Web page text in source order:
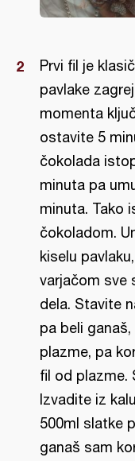
Prvi fil je
pavlake
momenta
ostavite 5
čokolada
minuta pa
minuta. Tako
čokoladom.
kiselu
varjačom sve
dela. Stavite
pa beli
plazme, pa
fil od plazme.
Izvadite iz
500ml slatke
ganaš sam